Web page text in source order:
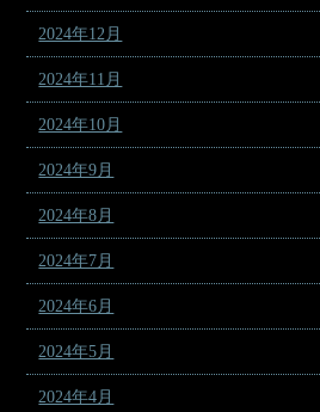
2024年12月
2024年11月
2024年10月
2024年9月
2024年8月
2024年7月
2024年6月
2024年5月
2024年4月